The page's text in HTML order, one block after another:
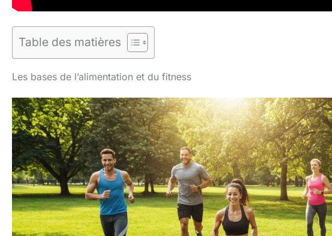
Table des matières
Les bases de l’alimentation et du fitness